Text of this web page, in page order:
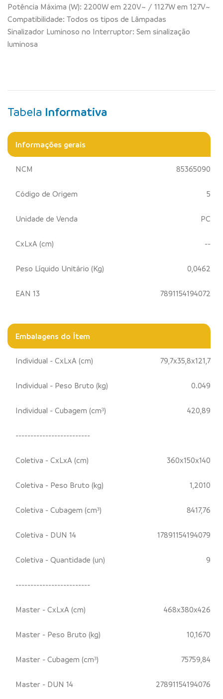
Potência Máxima (W): 2200W em 220V~ / 1127W em 127V~
Compatibilidade: Todos os tipos de Lâmpadas
Sinalizador Luminoso no Interruptor: Sem sinalização
luminosa
Tabela Informativa
Informações gerais
NCM 85365090
Código de Origem 5
Unidade de Venda PC
CxLxA (cm) --
Peso Líquido Unitário (Kg) 0,0462
EAN 13 7891154194072
Embalagens do Ítem
Individual - CxLxA (cm) 79,7x35,8x121,7
Individual - Peso Bruto (kg) 0.049
Individual - Cubagem (cm³) 420,89
-------------------------
Coletiva - CxLxA (cm) 360x150x140
Coletiva - Peso Bruto (kg) 1,2010
Coletiva - Cubagem (cm³) 8417,76
Coletiva - DUN 14 17891154194079
Coletiva - Quantidade (un) 9
-------------------------
Master - CxLxA (cm) 468x380x426
Master - Peso Bruto (kg) 10,1670
Master - Cubagem (cm³) 75759,84
Master - DUN 14 27891154194076